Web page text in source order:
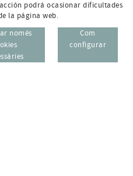
podrá ocasionar dificultades
la página web.
només
Com
configurar